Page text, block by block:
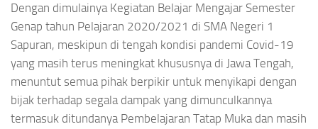
Dengan dimulainya Kegiatan Belajar Mengajar Semester
Genap tahun Pelajaran 2020/2021 di SMA Negeri 1
Sapuran, meskipun di tengah kondisi pandemi Covid-19
yang masih terus meningkat khususnya di Jawa Tengah,
menuntut semua pihak berpikir untuk menyikapi dengan
bijak terhadap segala dampak yang dimunculkannya
termasuk ditundanya Pembelajaran Tatap Muka dan masih